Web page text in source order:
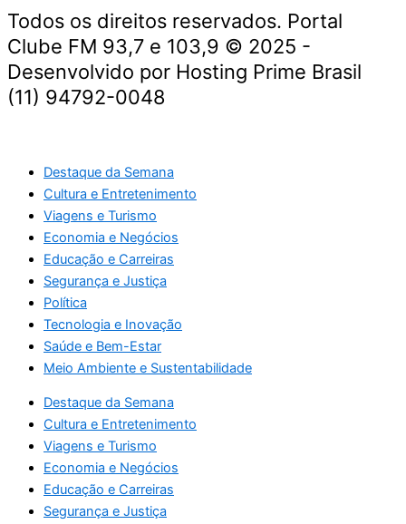
Todos os direitos reservados. Portal
Clube FM 93,7 e 103,9 © 2025 -
Desenvolvido por Hosting Prime Brasil
(11) 94792-0048
Destaque da Semana
Cultura e Entretenimento
Viagens e Turismo
Economia e Negócios
Educação e Carreiras
Segurança e Justiça
Política
Tecnologia e Inovação
Saúde e Bem-Estar
Meio Ambiente e Sustentabilidade
Destaque da Semana
Cultura e Entretenimento
Viagens e Turismo
Economia e Negócios
Educação e Carreiras
Segurança e Justiça